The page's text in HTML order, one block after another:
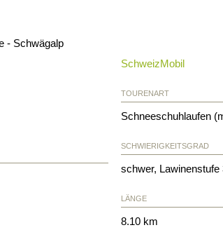
- Schwägalp
SchweizMobil
TOURENART
Schneeschuhlaufen
SCHWIERIGKEITSGRAD
schwer, Lawinenstufe
LÄNGE
8.10 km